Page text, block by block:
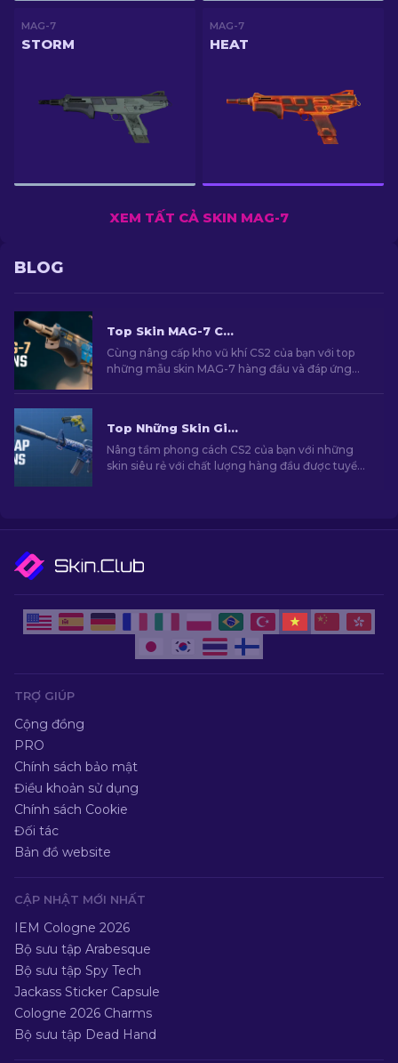
MAG-7
STORM
MAG-7
HEAT
XEM TẤT CẢ SKIN MAG-7
BLOG
Top Skin MAG-7 CS2 Cho Mọi Ngân Sách
Cùng nâng cấp kho vũ khí CS2 của bạn với top
những mẫu skin MAG-7 hàng đầu và đáp ứng
Top Những Skin Giá Rẻ Hàng Đầu Trong CS2 [2026]
Nâng tầm phong cách CS2 của bạn với những
skin siêu rẻ với chất lượng hàng đầu được tuyển
TRỢ GIÚP
Cộng đồng
PRO
Chính sách bảo mật
Điều khoản sử dụng
Chính sách Cookie
Đối tác
Bản đồ website
CẬP NHẬT MỚI NHẤT
IEM Cologne 2026
Bộ sưu tập Arabesque
Bộ sưu tập Spy Tech
Jackass Sticker Capsule
Cologne 2026 Charms
Bộ sưu tập Dead Hand